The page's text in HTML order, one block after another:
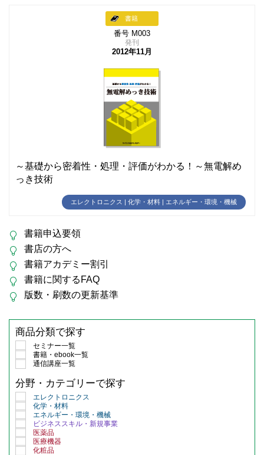
書籍
番号 M003
発刊
2012年11月
～基礎から密着性・処理・評価がわかる！～無電解め
っき技術
エレクトロニクス | 化学・材料 | エネルギー・環境・機械
書籍申込要領
書店の方へ
書籍アカデミー割引
書籍に関するFAQ
版数・刷数の更新基準
商品分類で探す
セミナー一覧
書籍・ebook一覧
通信講座一覧
分野・カテゴリーで探す
エレクトロニクス
化学・材料
エネルギー・環境・機械
ビジネススキル・新規事業
医薬品
医療機器
化粧品